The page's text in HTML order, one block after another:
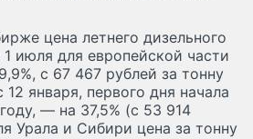
цена летнего дизельного
июля для европейской части
с 67 467 рублей за тонну
12 января, первого дня начала
— на 37,5% (с 53 914
Урала и Сибири цена за тонну